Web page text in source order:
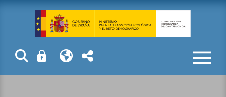
Sala de prensa